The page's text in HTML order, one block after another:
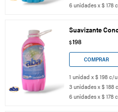
6 unidades x $ 178
Suavizante
$198
1 unidad x $ 198 c/u
3 unidades x $ 188
6 unidades x $ 178